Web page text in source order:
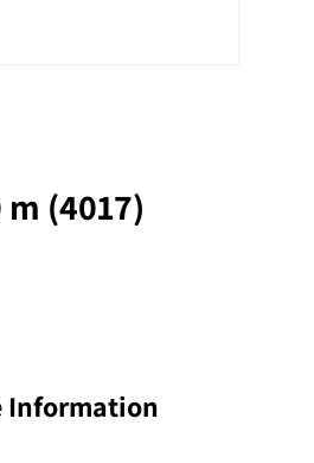
(4017)
Information